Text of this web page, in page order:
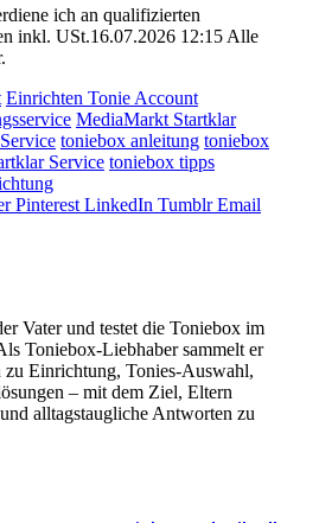
ich an qualifizierten
inkl. USt.16.07.2026 12:15 Alle
Einrichten Tonie Account
MediaMarkt Startklar
toniebox anleitung toniebox
Service toniebox tipps
Pinterest LinkedIn Tumblr Email
Vater und testet die Toniebox im
Toniebox-Liebhaber sammelt er
zu Einrichtung, Tonies-Auswahl,
– mit dem Ziel, Eltern
alltagstaugliche Antworten zu